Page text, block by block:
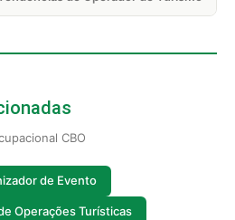
CBO
de Evento
Operações Turísticas